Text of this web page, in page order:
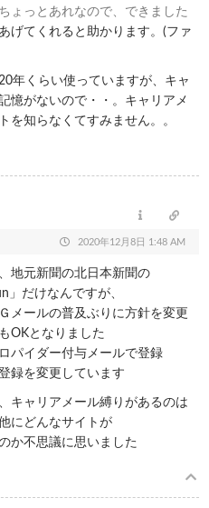
ょっとあれなので、できました
げてくれると助かります。(ファ
年くらい使っていますが、キャ
憶がないので・・。キャリアメ
を知らなくてすみません。。
2020年12月8日 1:48 AM
地元新聞の北日本新聞の
」だけなんですが、
メールの普及ぶりに方針を変更
OKとなりました
パイダー付与メールで登録
録を変更しています
キャリアメール縛りがあるのは
にどんなサイトが
か不思議に思いました